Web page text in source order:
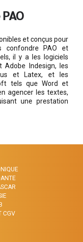
et conçus pour
confondre PAO et
il y a les logiciels
Adobe Indesign, les
et Latex, et les
tels que Word et
agencer les textes,
une prestation
CGV